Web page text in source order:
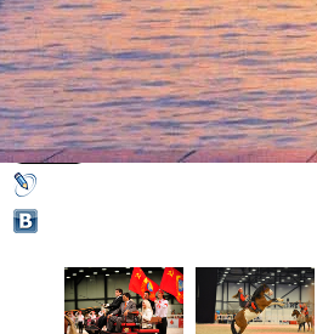
пройдет в
22 апреля 2016,16:00 Версия для